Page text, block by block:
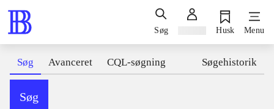
Søg Husk Menu
Søg Avanceret CQL-søgning Søgehistorik
Søg